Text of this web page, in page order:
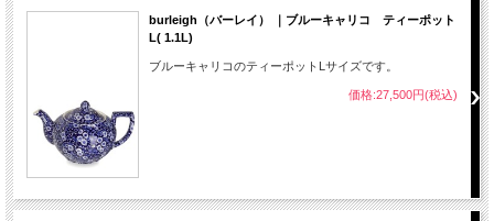
burleigh（バーレイ） ｜ブルーキャリコ ティーポット
L( 1.1L)
ブルーキャリコのティーポットLサイズです。
価格:27,500円(税込)